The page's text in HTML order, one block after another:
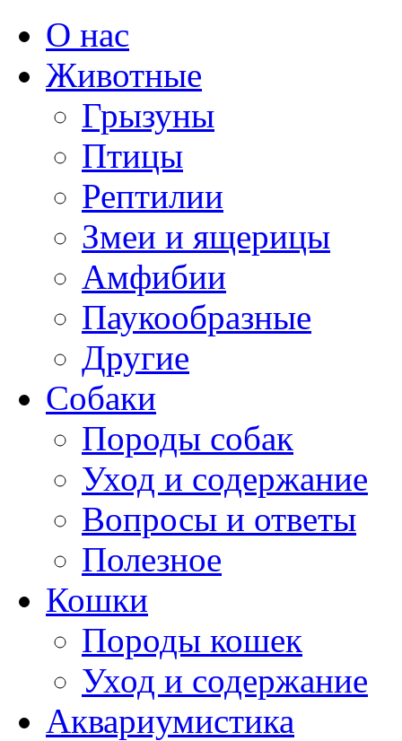
О нас
Животные
Грызуны
Птицы
Рептилии
Змеи и ящерицы
Амфибии
Паукообразные
Другие
Собаки
Породы собак
Уход и содержание
Вопросы и ответы
Полезное
Кошки
Породы кошек
Уход и содержание
Аквариумистика